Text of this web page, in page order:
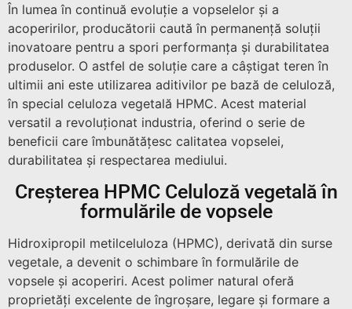
În lumea în continuă evoluție a vopselelor și a
acoperirilor, producătorii caută în permanență soluții
inovatoare pentru a spori performanța și durabilitatea
produselor. O astfel de soluție care a câștigat teren în
ultimii ani este utilizarea aditivilor pe bază de celuloză,
în special celuloza vegetală HPMC. Acest material
versatil a revoluționat industria, oferind o serie de
beneficii care îmbunătățesc calitatea vopselei,
durabilitatea și respectarea mediului.
Creșterea HPMC Celuloză vegetală în
formulările de vopsele
Hidroxipropil metilceluloza (HPMC), derivată din surse
vegetale, a devenit o schimbare în formulările de
vopsele și acoperiri. Acest polimer natural oferă
proprietăți excelente de îngroșare, legare și formare a